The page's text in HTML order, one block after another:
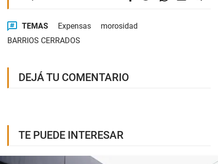
TEMAS Expensas
morosidad
BARRIOS CERRADOS
DEJÁ TU COMENTARIO
TE PUEDE INTERESAR